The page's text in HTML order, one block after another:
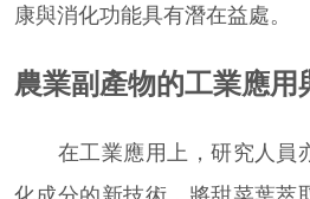
康與消化功能具有潛在益處。
農業副產物的工業應用
在工業應用上，研究人員